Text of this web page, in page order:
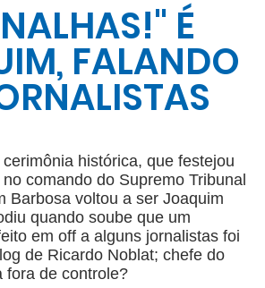
É
FALANDO
histórica, que festejou
comando do Supremo Tribunal
Barbosa voltou a ser Joaquim
quando soube que um
em off a alguns jornalistas foi
de Ricardo Noblat; chefe do
fora de controle?